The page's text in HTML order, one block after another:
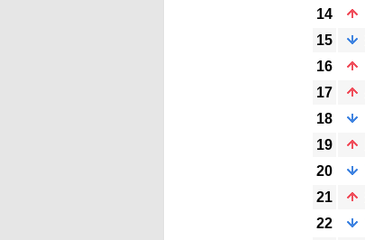
14
15
16
17
18
19
20
21
22